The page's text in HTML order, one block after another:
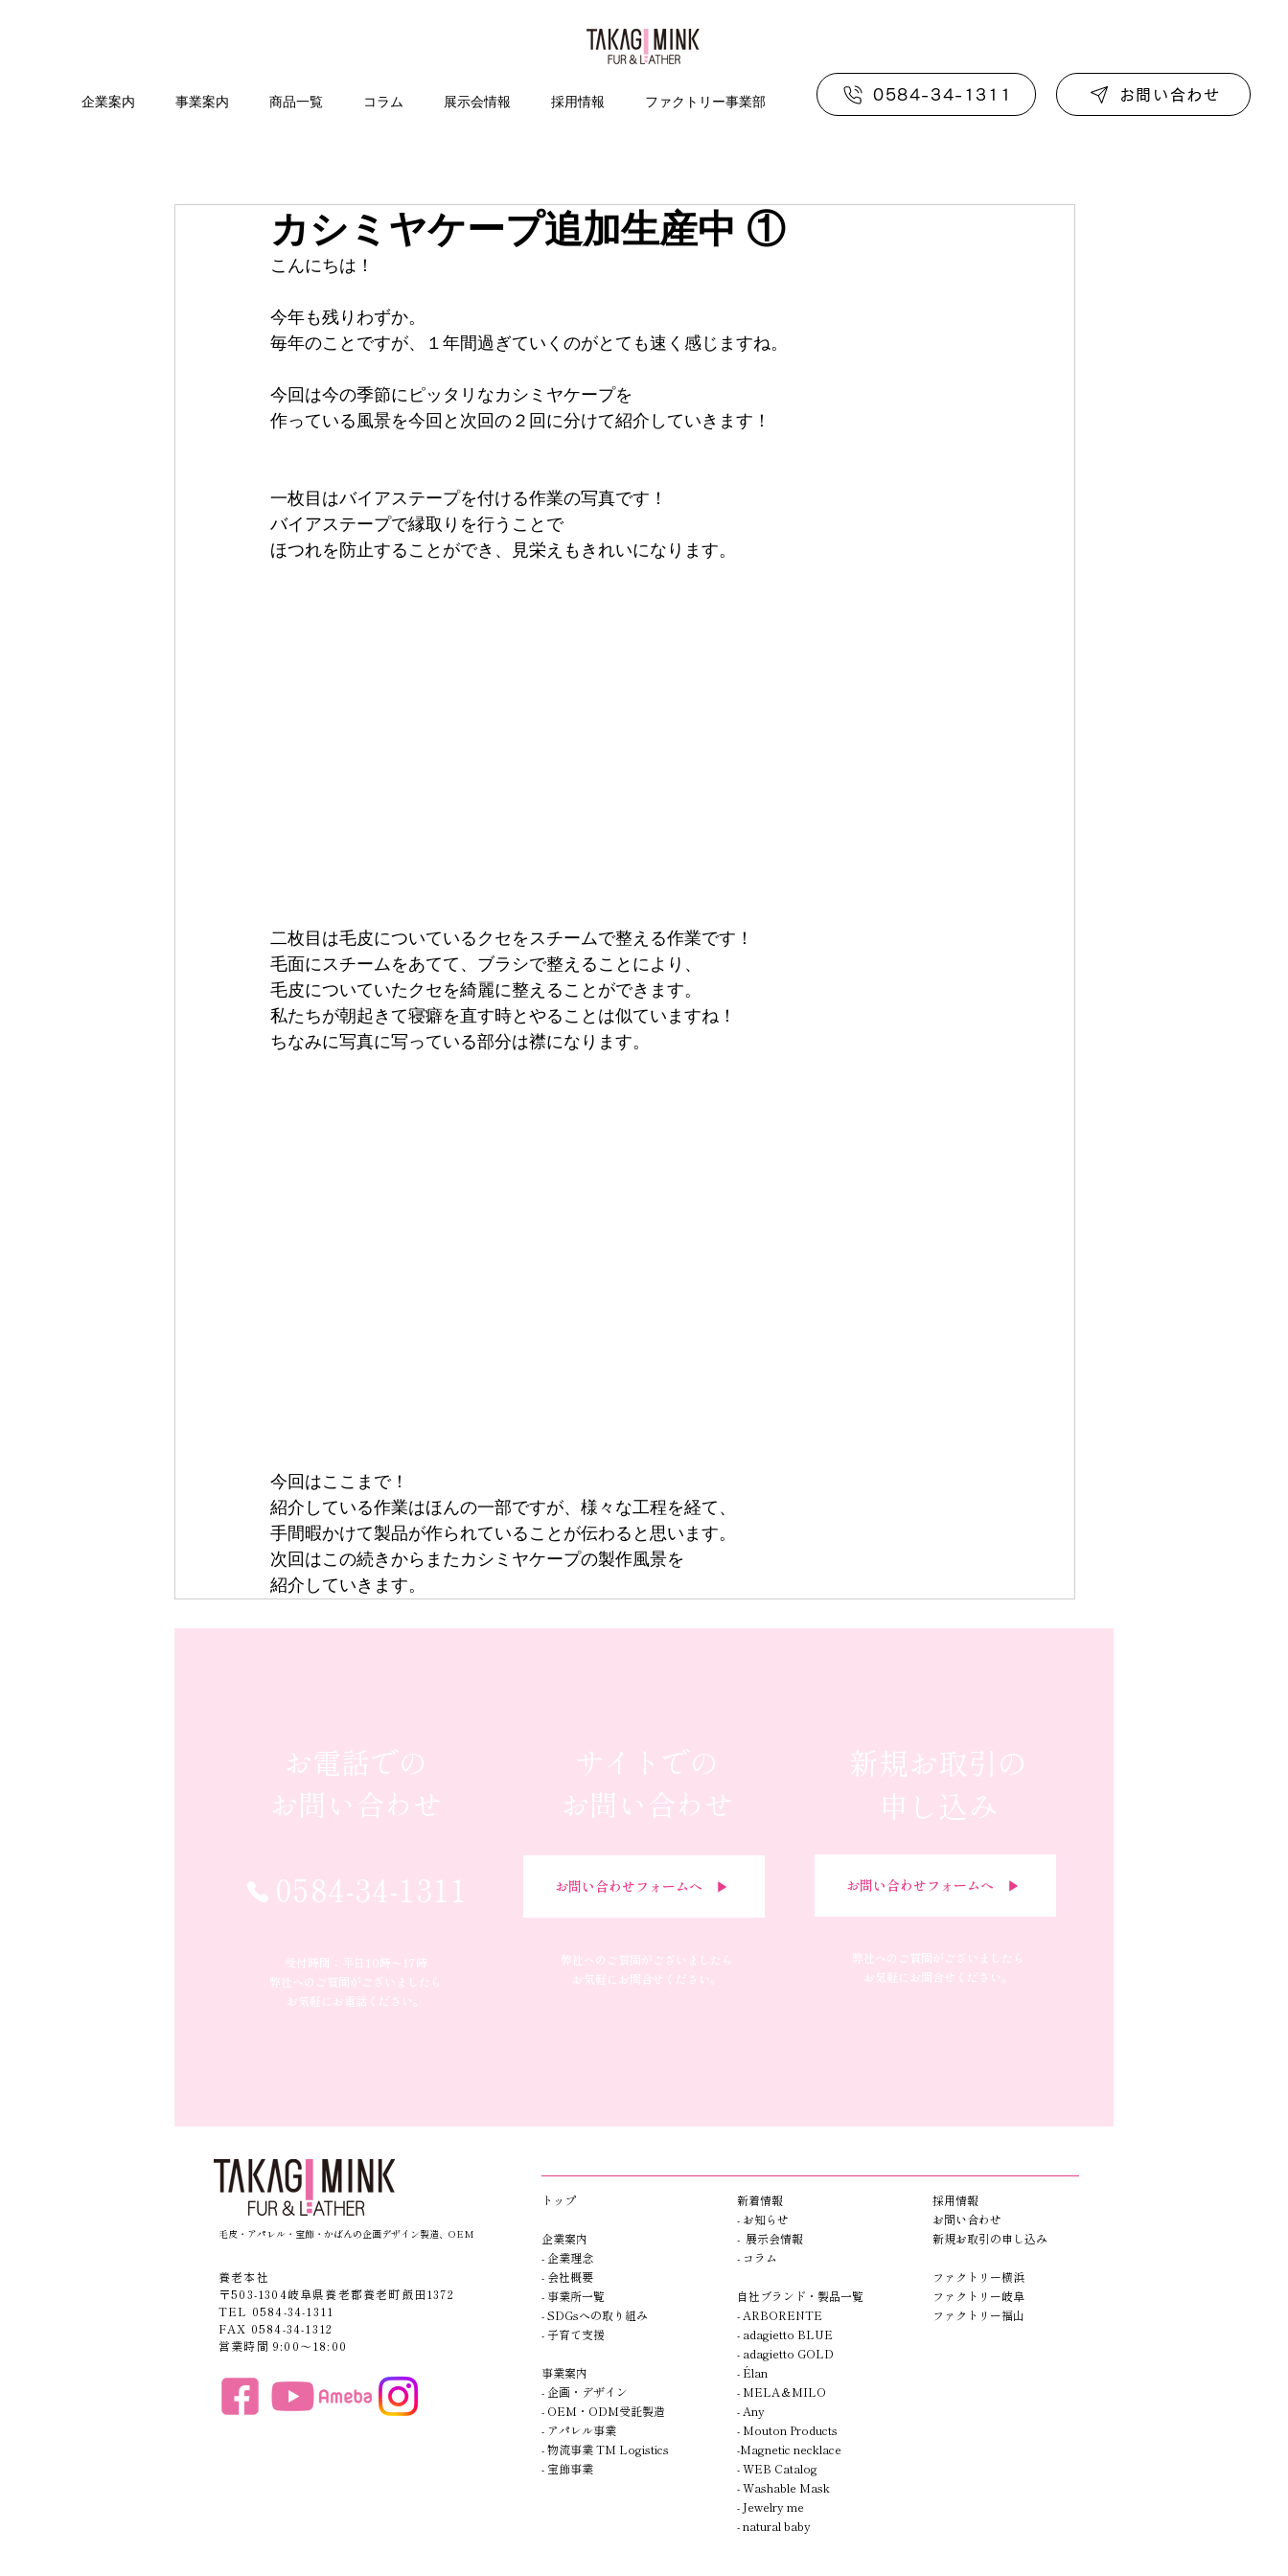
企業案内 事業案内 商品一覧 コラム 展示会情報 採用情報 ファクトリー事業部 0584-34-1311 お問い合わせ
カシミヤケープ追加生産中 ①
こんにちは！
今年も残りわずか。
毎年のことですが、１年間過ぎていくのがとても速く感じますね。
今回は今の季節にピッタリなカシミヤケープを
作っている風景を今回と次回の２回に分けて紹介していきます！
一枚目はバイアステープを付ける作業の写真です！
バイアステープで縁取りを行うことで
ほつれを防止することができ、見栄えもきれいになります。
二枚目は毛皮についているクセをスチームで整える作業です！
毛面にスチームをあてて、ブラシで整えることにより、
毛皮についていたクセを綺麗に整えることができます。
私たちが朝起きて寝癖を直す時とやることは似ていますね！
ちなみに写真に写っている部分は襟になります。
今回はここまで！
紹介している作業はほんの一部ですが、様々な工程を経て、
手間暇かけて製品が作られていることが伝わると思います。
次回はこの続きからまたカシミヤケープの製作風景を
紹介していきます。
お電話での
お問い合わせ
0584-34-1311
受付時間：平日10時〜17時
弊社へのご質問がございましたら
お気軽にお電話ください。
サイトでの
お問い合わせ
お問い合わせフォームへ ▶︎
弊社へのご質問がございましたら
お気軽にお問合せください。
新規お取引の
申し込み
お問い合わせフォームへ ▶︎
弊社へのご質問がございましたら
お気軽にお問合せください。
毛皮・アパレル・宝飾・かばんの企画デザイン製造、OEM
養老本社
〒503-1304岐阜県養老郡養老町飯田1372
TEL 0584-34-1311
FAX 0584-34-1312
営業時間 9:00〜18:00
​トップ​​
企業案内
- 企業理念
- 会社概要
- 事業所一覧
- SDGsへの取り組み
- 子育て支援
事業案内
- 企画 ・デザイン
- OEM・ODM受託製造
- アパレル事業
- 物流事業 TM Logistics
- 宝飾事業
新着情報
- お知らせ
- 展示会情報
- コラム
自社ブランド・製品一覧
- ARBORENTE
- adagietto BLUE
- adagietto GOLD
- Élan
- MELA＆MILO
- Any
- Mouton Products
-Magnetic necklace
- WEB Catalog
- Washable Mask
- Jewelry me
- natural baby
採用情報
お問い合わせ
新規お取引の申し込み
ファクトリー横浜
ファクトリー岐阜
ファクトリー福山